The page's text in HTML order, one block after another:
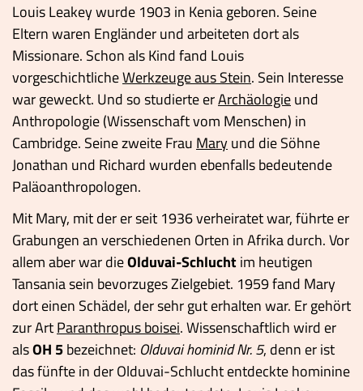
Louis Leakey wurde 1903 in Kenia geboren. Seine
Eltern waren Engländer und arbeiteten dort als
Missionare. Schon als Kind fand Louis
vorgeschichtlicheWerkzeuge aus Stein. Sein Interesse
war geweckt. Und so studierte erArchäologieund
Anthropologie (Wissenschaft vom Menschen) in
Cambridge. Seine zweite Frau Maryund die Söhne
Jonathan und Richard wurden ebenfalls bedeutende
Paläoanthropologen.
Mit Mary, mit der er seit 1936 verheiratet war, führte er
Grabungen an verschiedenen Orten in Afrika durch. Vor
allem aber war dieOlduvai-Schluchtim heutigen
Tansania sein bevorzuges Zielgebiet. 1959 fand Mary
dort einen Schädel, der sehr gut erhalten war. Er gehört
zur ArtParanthropus boisei. Wissenschaftlich wird er
alsOH 5bezeichnet: Olduvai hominid Nr. 5, denn er ist
das fünfte in der Olduvai-Schlucht entdeckte hominine